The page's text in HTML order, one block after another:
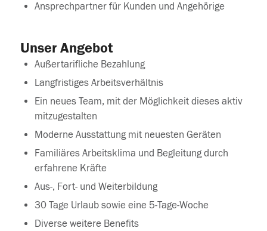
Ansprechpartner für Kunden und Angehörige
Unser Angebot
Außertarifliche Bezahlung
Langfristiges Arbeitsverhältnis
Ein neues Team, mit der Möglichkeit dieses aktiv
mitzugestalten
Moderne Ausstattung mit neuesten Geräten
Familiäres Arbeitsklima und Begleitung durch
erfahrene Kräfte
Aus-, Fort- und Weiterbildung
30 Tage Urlaub sowie eine 5-Tage-Woche
Diverse weitere Benefits